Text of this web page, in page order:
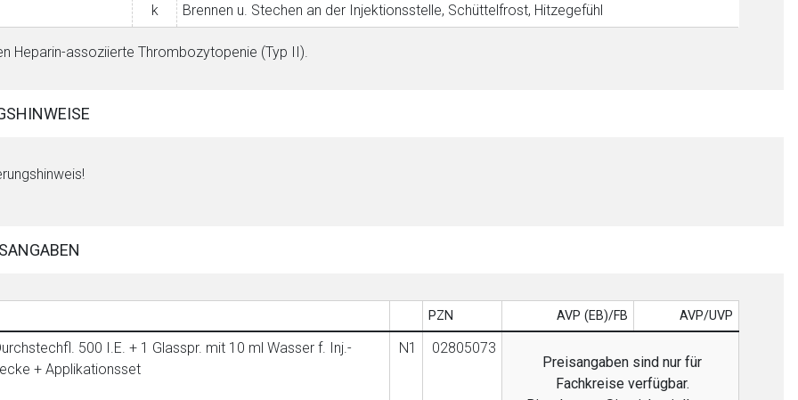
k
Brennen u. Stechen an der Injektionsstelle, Schüttelfrost, Hitzegefühl
Heparin-assoziierte Thrombozytopenie (Typ II).
PZN AVP (EB)/FB AVP/UVP
500 I.E. + 1 Glasspr. mit 10 ml Wasser f. Inj.-
+ Applikationsset
N1
02805073
Preisangaben sind nur für
Fachkreise verfügbar.